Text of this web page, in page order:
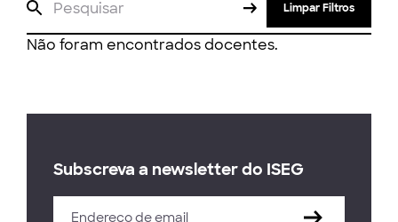
Limpar Filtros
Não foram encontrados docentes.
Subscreva a newsletter do ISEG